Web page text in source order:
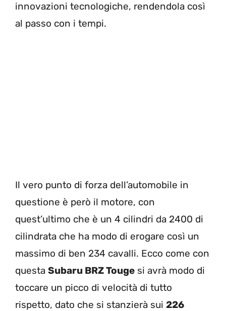
innovazioni tecnologiche, rendendola così
al passo con i tempi.
Il vero punto di forza dell’automobile in
questione è però il motore, con
quest’ultimo che è un 4 cilindri da 2400 di
cilindrata che ha modo di erogare così un
massimo di ben 234 cavalli. Ecco come con
questa Subaru BRZ Touge si avrà modo di
toccare un picco di velocità di tutto
rispetto, dato che si stanzierà sui 226